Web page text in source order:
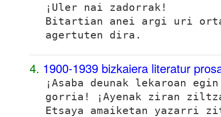
¡Uler nai zadorrak!
Bitartian anei argi uri
agertuten dira .
4. 1900-1939 bizkaiera literatur
¡Asaba deunak lekaroan
gorria! ¡Ayenak ziran
Etsaya amaiketan yazarri